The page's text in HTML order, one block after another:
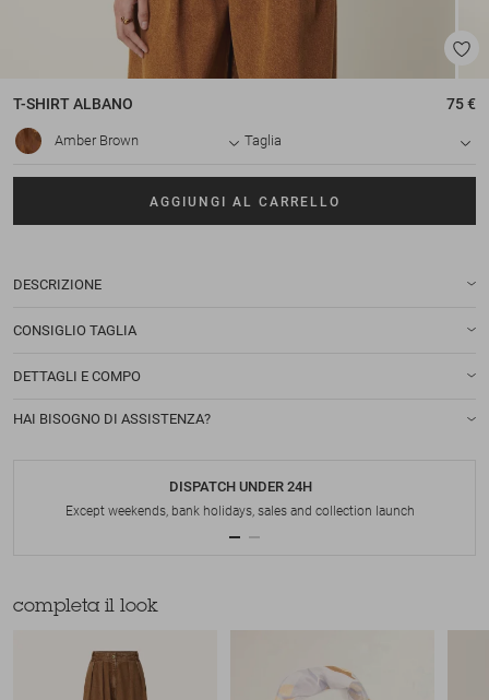
T-SHIRTALBANO 75 €
Amber Brown Taglia
AGGIUNGI AL CARRELLO
DESCRIZIONE
CONSIGLIO TAGLIA
DETTAGLI E COMPO
HAI BISOGNO DI ASSISTENZA?
DISPATCH UNDER 24H
Except weekends, bank holidays, sales and collection launch
completa il look